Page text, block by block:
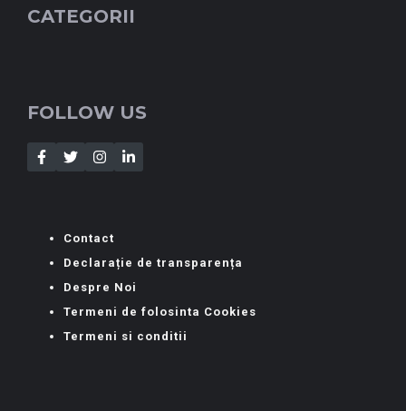
CATEGORII
FOLLOW US
Contact
Declarație de transparența
Despre Noi
Termeni de folosinta Cookies
Termeni si conditii